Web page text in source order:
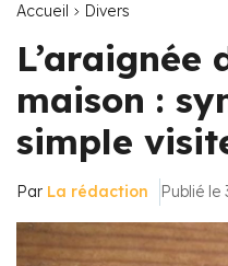
Accueil Divers
L’araignée
maison :
simple
Par La rédaction Publié le